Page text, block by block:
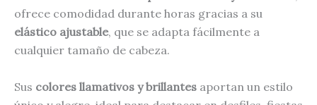
ofrece comodidad durante horas gracias a su
elástico ajustable, que se adapta fácilmente a
cualquier tamaño de cabeza.
Sus colores llamativos y brillantes aportan un estilo